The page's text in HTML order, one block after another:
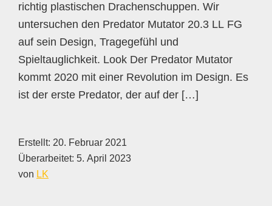
richtig plastischen Drachenschuppen. Wir
untersuchen den Predator Mutator 20.3 LL FG
auf sein Design, Tragegefühl und
Spieltauglichkeit. Look Der Predator Mutator
kommt 2020 mit einer Revolution im Design. Es
ist der erste Predator, der auf der […]
Erstellt: 20. Februar 2021
Überarbeitet: 5. April 2023
von LK